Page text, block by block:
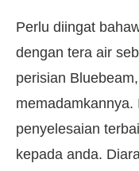
Perlu diingat
dengan tera air
perisian
memadamkannya.
penyelesaian
kepada anda.